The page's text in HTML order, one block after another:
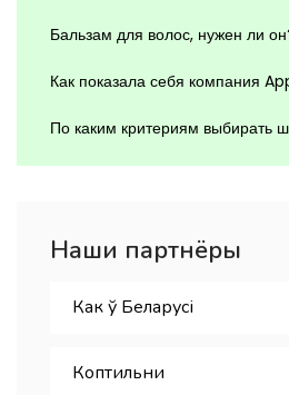
Бальзам для волос, нужен ли
Как показала себя компания
По каким критериям выбирать
Наши партнёры
Как ў Беларуcі
Коптильни